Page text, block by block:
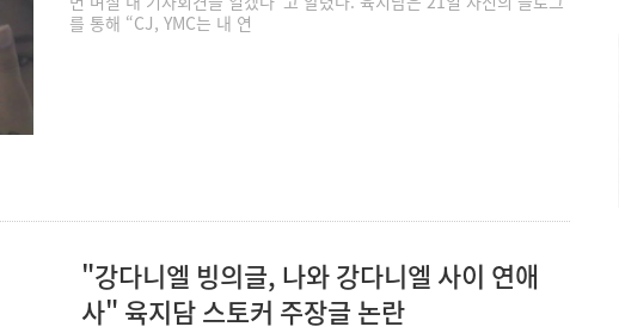
를 통해 “CJ, YMC는 내 연
"강다니엘 빙의글, 나와 강다니엘 사이 연애
사" 육지담 스토커 주장글 논란